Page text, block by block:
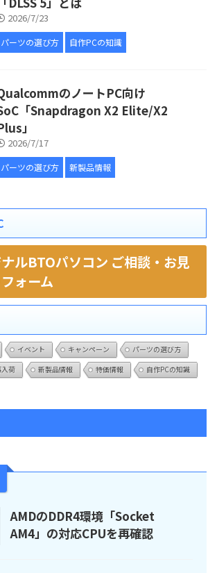
2026/7/23
パーツの選び方 自作PCの知識
のノートPC向け
「Snapdragon X2 Elite/X2
」
2026/7/17
パーツの選び方 新製品情報
ルBTOパソコン ご相談・お見
ォーム
イベント キャンペーン
パーツの選び方
荷 新製品情報 特価情報
自作PCの知識
AMDのDDR4環境「Socket
AM4」の対応CPUを再確認